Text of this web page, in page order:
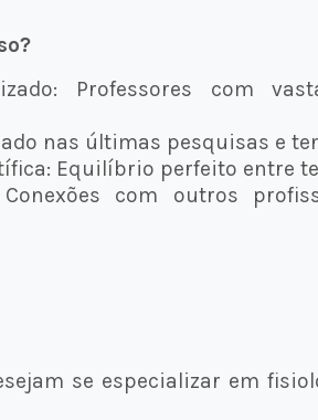
Professores com
nas últimas pesquisas e
Equilíbrio perfeito entre
Conexões com outros
se especializar em